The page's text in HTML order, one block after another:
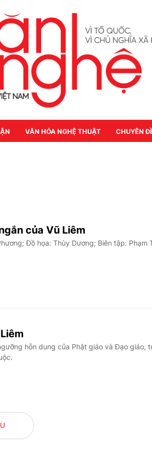
VĂN HÓA NGHỆ THUẬT CHUYÊN
của Vũ Liêm
Đồ họa: Thùy Dương; Biên tập: Phạm
hỗn dung của Phật giáo và Đạo giáo,